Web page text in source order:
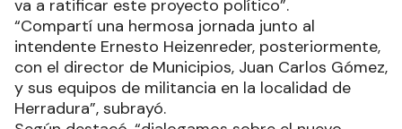
va a ratificar este proyecto político”.
“Compartí una hermosa jornada junto al
intendente Ernesto Heizenreder, posteriormente,
con el director de Municipios, Juan Carlos Gómez,
y sus equipos de militancia en la localidad de
Herradura”, subrayó.